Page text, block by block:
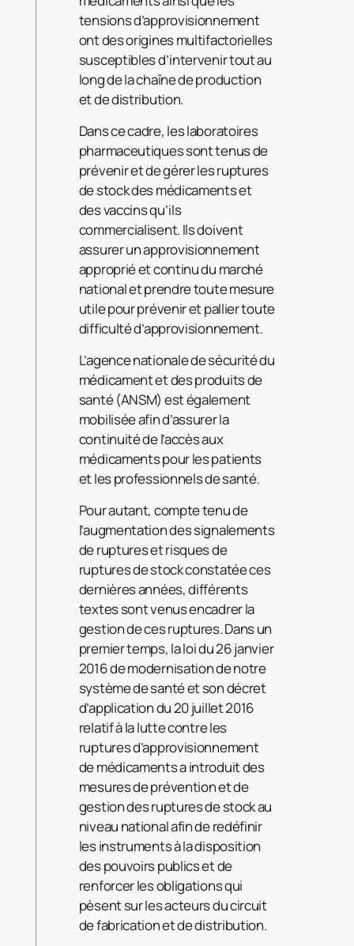
tensions d’approvisionnement
ont des origines multifactorielles
susceptibles d’intervenir tout au
long de la chaîne de production
et de distribution.
Dans ce cadre, les laboratoires
pharmaceutiques sont tenus de
prévenir et de gérer les ruptures
de stock des médicaments et
des vaccins qu’ils
commercialisent. Ils doivent
assurer un approvisionnement
approprié et continu du marché
national et prendre toute mesure
utile pour prévenir et pallier toute
difficulté d’approvisionnement.
L’agence nationale de sécurité du
médicament et des produits de
santé (ANSM) est également
mobilisée afin d’assurer la
continuité de l’accès aux
médicaments pour les patients
et les professionnels de santé.
Pour autant, compte tenu de
l’augmentation des signalements
de ruptures et risques de
ruptures de stock constatée ces
dernières années, différents
textes sont venus encadrer la
gestion de ces ruptures. Dans un
premier temps, la loi du 26 janvier
2016 de modernisation de notre
système de santé et son décret
d’application du 20 juillet 2016
relatif à la lutte contre les
ruptures d’approvisionnement
de médicaments a introduit des
mesures de prévention et de
gestion des ruptures de stock au
niveau national afin de redéfinir
les instruments à la disposition
des pouvoirs publics et de
renforcer les obligations qui
pèsent sur les acteurs du circuit
de fabrication et de distribution.